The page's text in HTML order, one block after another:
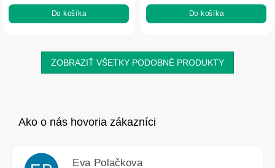
Do košíka Do košíka
ZOBRAZIŤ VŠETKY PODOBNÉ PRODUKTY
Eva Polačkova